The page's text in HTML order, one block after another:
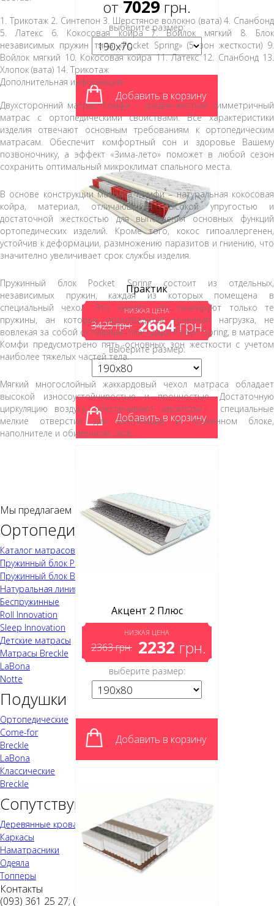
от 7029 грн.
выберите размер:
Добавить в корзину
Практик
НИЗКАЯ ЦЕНА
3425грн. 2664грн.
выберите размер:
Добавить в корзину
Акцент 2 Плюс
НИЗКАЯ ЦЕНА
2363грн. 2232 грн.
выберите размер:
Добавить в корзину
1. Трикотаж 2. Синтепон 3. Шерстяное волокно (вата) 4. Спанбонд
5. Латекс 6. Кокосовая койра 7. Войлок мягкий 8. Блок
независимых пружин типа «Pocket Spring» (5 зон жесткости) 9.
Войлок мягкий 10. Кокосовая койра 11. Латекс 12. Спанбонд 13.
Хлопок (вата) 14. Трикотаж
Дополнительная информация:
Двухсторонний матрас Комфи – средне-жесткий симметричный
матрас с ортопедическими свойствами. Все характеристики
изделия отвечают основным требованиям к ортопедическим
матрасам. Обеспечит комфортный сон и здоровье Вашему
позвоночнику, а эффект «Зима-лето» поможет в любой сезон
сохранить оптимальный микроклимат спального места.
В основе конструкции матраса Комфи – натуральная кокосовая
койра, материал, отличающийся высокой упругостью и
достаточной жесткостью для выполнения основных функций
ортопедических изделий. Кроме того, кокос гипоаллергенен,
устойчив к деформации, размножению паразитов и гниению, что
значително увеличивает срок службы изделия.
Пружинный блок Pocket Spring состоит из отдельных,
независимых пружин, каждая из которых помещена в
специальный чехол. Это значит, что реагируют только те
пружины, ан которых производится точечная нагрузка, не
вовлекая за собой остальные. Благодаря Pocket Spring, в матрасе
Комфи предусмотрено пять основных зон жесткости с учетом
наиболее тяжелых частей тела.
Мягкий многослойный жаккардовый чехол матраса обладает
высокой износоустойчивостью и прочностью. Достаточную
циркуляцию воздуха обеспечивают аэраторы – специальные
мелкие отверстия для вентиляции в пружинном блоке,
наполнителе и обивочном слое.
Мы предлагаем
Ортопедические матрасы
Каталог матрасов
Пружинный блок Pocket
Пружинный блок Bonnel
Натуральная линия
Беспружинные
Roll Innovation
Sleep Innovation
Детские матрасы
Матрасы Breckle
LaBona
Notte
Подушки
Ортопедические
Come-for
Breckle
LaBona
Классические
Breckle
Сопутствующая продукция
Деревянные кровати
Каркасы
Наматрасники
Одеяла
Топперы
Контакты
(093) 361 25 27; (044)